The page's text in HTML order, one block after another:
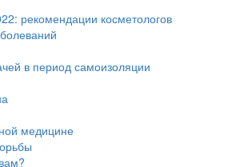
рекомендации косметологов
в период самоизоляции
медицине